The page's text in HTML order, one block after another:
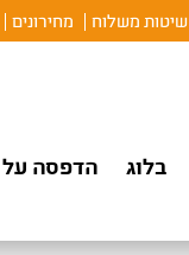
שיטות משלוח מחירונים
בלוג הדפסה על